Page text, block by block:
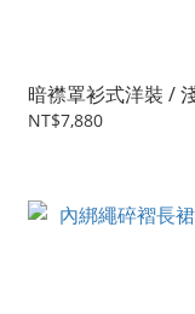
暗襟罩衫式洋裝 /
NT$7,880